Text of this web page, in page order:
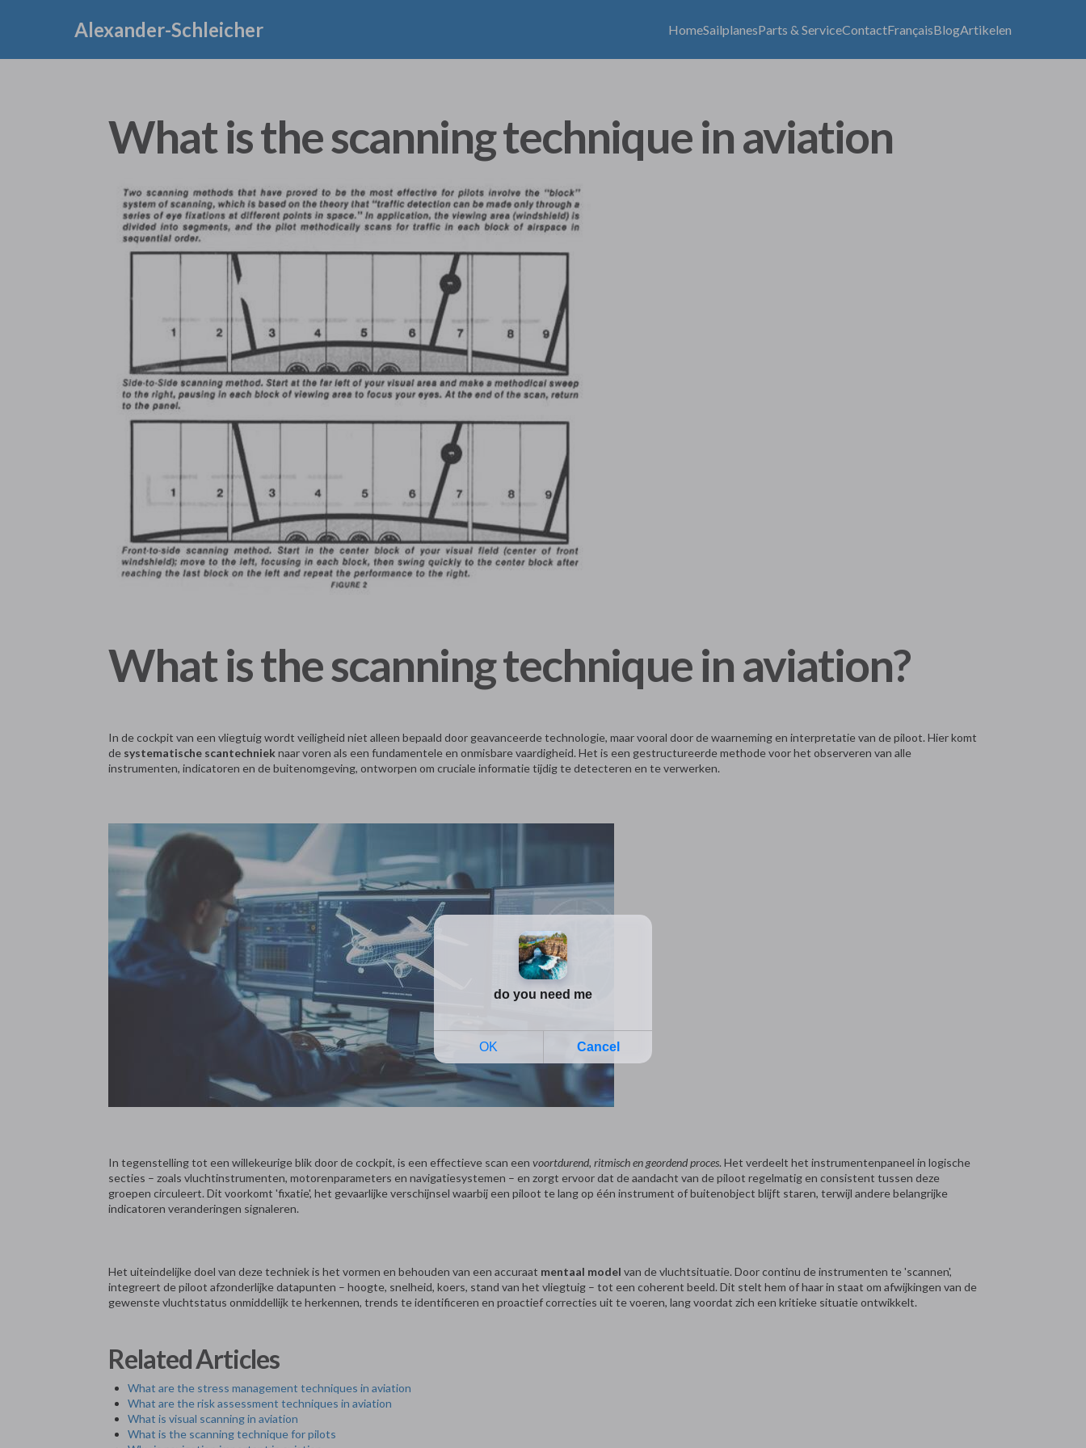
Alexander-Schleicher HomeSailplanesParts & ServiceContactFrançaisBlogArtikelen
What is the scanning technique in aviation
What is the scanning technique in aviation?
In de cockpit van een vliegtuig wordt veiligheid niet alleen bepaald door geavanceerde technologie, maar vooral door de waarneming en interpretatie van de piloot. Hier komt
de systematische scantechnieknaar voren als een fundamentele en onmisbare vaardigheid. Het is een gestructureerde methode voor het observeren van alle
instrumenten, indicatoren en de buitenomgeving, ontworpen om cruciale informatie tijdig te detecteren en te verwerken.
In tegenstelling tot een willekeurige blik door de cockpit, is een effectieve scan eenvoortdurend, ritmisch en geordend proces. Het verdeelt het instrumentenpaneel in logische
secties – zoals vluchtinstrumenten, motorenparameters en navigatiesystemen – en zorgt ervoor dat de aandacht van de piloot regelmatig en consistent tussen deze
groepen circuleert. Dit voorkomt 'fixatie', het gevaarlijke verschijnsel waarbij een piloot te lang op één instrument of buitenobject blijft staren, terwijl andere belangrijke
indicatoren veranderingen signaleren.
Het uiteindelijke doel van deze techniek is het vormen en behouden van een accuraat mentaal model van de vluchtsituatie. Door continu de instrumenten te 'scannen',
integreert de piloot afzonderlijke datapunten – hoogte, snelheid, koers, stand van het vliegtuig – tot een coherent beeld. Dit stelt hem of haar in staat om afwijkingen van de
gewenste vluchtstatus onmiddellijk te herkennen, trends te identificeren en proactief correcties uit te voeren, lang voordat zich een kritieke situatie ontwikkelt.
Related Articles
What are the stress management techniques in aviation
What are the risk assessment techniques in aviation
What is visual scanning in aviation
What is the scanning technique for pilots